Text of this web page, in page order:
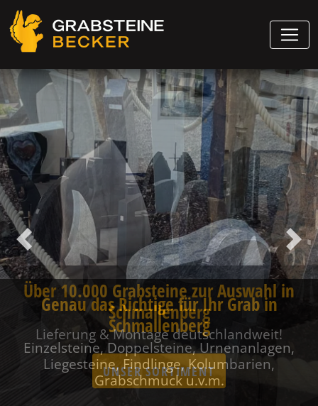
Genau das Richtige für Ihr Grab in
Schmallenberg
Einzelsteine, Doppelsteine, Urnenanlagen,
Liegesteine, Findlinge, Kolumbarien,
Grabschmuck u.v.m.
Vorheriger